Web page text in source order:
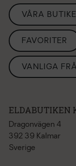
VÅRA
FAVORITER
VANLIGA
ELDABUTIKEN
Dragonvägen 4
392 39 Kalmar
Sverige